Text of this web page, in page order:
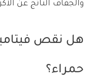
والجفاف الناتج عن
هل نقص
حمراء؟